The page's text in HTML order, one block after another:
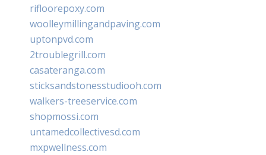
rifloorepoxy.com
woolleymillingandpaving.com
uptonpvd.com
2troublegrill.com
casateranga.com
sticksandstonesstudiooh.com
walkers-treeservice.com
shopmossi.com
untamedcollectivesd.com
mxpwellness.com